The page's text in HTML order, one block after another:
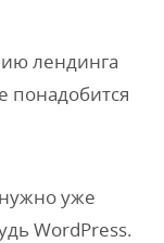
лендинга
понадобится
уже
WordPress.